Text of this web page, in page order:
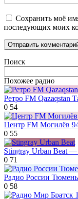
Сохранить моё
последующих моих
Поиск
Похожее радио
Ретро FM Qazaqstan
0 54
Центр FM Могилёв
0 55
Stingray Urban Beat
0 71
Радио России
0 58